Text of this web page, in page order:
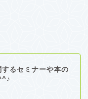
るセミナーや本の